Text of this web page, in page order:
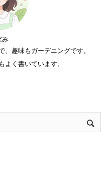
み
趣味もガーデニングです。
よく書いています。